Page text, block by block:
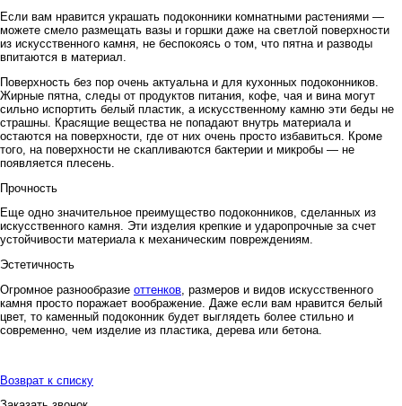
Если вам нравится украшать подоконники комнатными растениями —
можете смело размещать вазы и горшки даже на светлой поверхности
из искусственного камня, не беспокоясь о том, что пятна и разводы
впитаются в материал.
Поверхность без пор очень актуальна и для кухонных подоконников.
Жирные пятна, следы от продуктов питания, кофе, чая и вина могут
сильно испортить белый пластик, а искусственному камню эти беды не
страшны. Красящие вещества не попадают внутрь материала и
остаются на поверхности, где от них очень просто избавиться. Кроме
того, на поверхности не скапливаются бактерии и микробы — не
появляется плесень.
Прочность
Еще одно значительное преимущество подоконников, сделанных из
искусственного камня. Эти изделия крепкие и ударопрочные за счет
устойчивости материала к механическим повреждениям.
Эстетичность
Огромное разнообразие оттенков , размеров и видов искусственного
камня просто поражает воображение. Даже если вам нравится белый
цвет, то каменный подоконник будет выглядеть более стильно и
современно, чем изделие из пластика, дерева или бетона.
Возврат к списку